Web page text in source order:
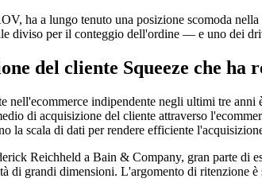
ha a lungo tenuto una posizione scomoda
diviso per il conteggio dell'ordine — e uno dei
del cliente Squeeze che
nell'ecommerce indipendente negli ultimi tre
di acquisizione del cliente attraverso
la scala di dati per rendere efficiente
Reichheld a Bain & Company, gran parte di
di grandi dimensioni. L'argomento di ritenzione